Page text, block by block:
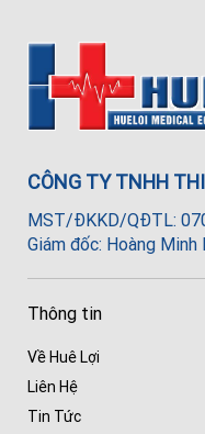
CÔNG TY TNHH
MST/ĐKKD/QĐTL:
Giám đốc: Hoàng Minh
Thông tin
Về Huê Lợi
Liên Hệ
Tin Tức